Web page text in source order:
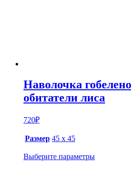
Наволочка
обитатели лиса
720₽
Размер 45 х 45
Выберите параметры